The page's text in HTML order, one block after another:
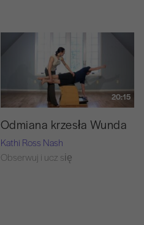
20:15
Odmiana krzesła Wunda
Kathi Ross Nash
Obserwuj i ucz się